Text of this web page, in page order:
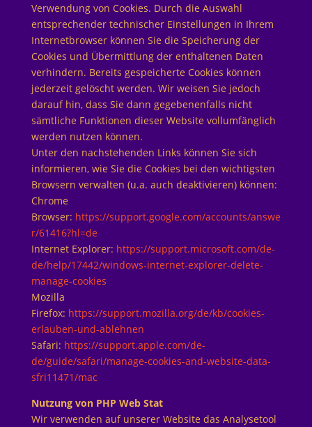
Verwendung von Cookies. Durch die Auswahl
entsprechender technischer Einstellungen in Ihrem
Internetbrowser können Sie die Speicherung der
Cookies und Übermittlung der enthaltenen Daten
verhindern. Bereits gespeicherte Cookies können
jederzeit gelöscht werden. Wir weisen Sie jedoch
darauf hin, dass Sie dann gegebenenfalls nicht
sämtliche Funktionen dieser Website vollumfänglich
werden nutzen können.
Unter den nachstehenden Links können Sie sich
informieren, wie Sie die Cookies bei den wichtigsten
Browsern verwalten (u.a. auch deaktivieren) können:
Chrome
Browser: https://support.google.com/accounts/answe
r/61416?hl=de
Internet Explorer: https://support.microsoft.com/de-
de/help/17442/windows-internet-explorer-delete-
manage-cookies
Mozilla
Firefox: https://support.mozilla.org/de/kb/cookies-
erlauben-und-ablehnen
Safari: https://support.apple.com/de-
de/guide/safari/manage-cookies-and-website-data-
sfri11471/mac
Nutzung von PHP Web Stat
Wir verwenden auf unserer Website das Analysetool